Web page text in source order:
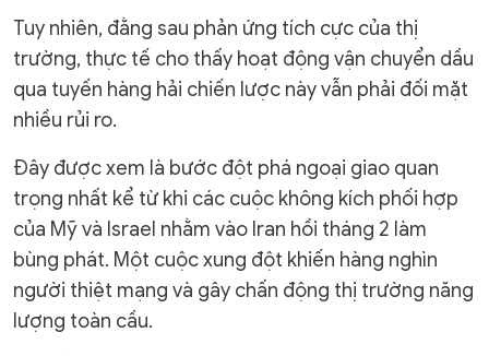
Tuy nhiên, đằng sau phản ứng tích cực của thị
trường, thực tế cho thấy hoạt động vận chuyển dầu
qua tuyến hàng hải chiến lược này vẫn phải đối mặt
nhiều rủi ro.
Đây được xem là bước đột phá ngoại giao quan
trọng nhất kể từ khi các cuộc không kích phối hợp
của Mỹ và Israel nhằm vào Iran hồi tháng 2 làm
bùng phát. Một cuộc xung đột khiến hàng nghìn
người thiệt mạng và gây chấn động thị trường năng
lượng toàn cầu.